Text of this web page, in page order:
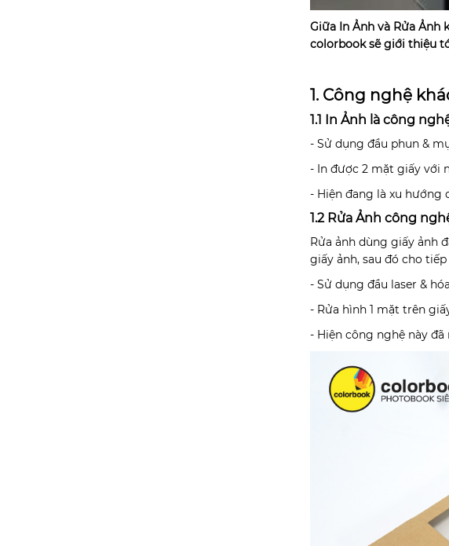
Giữa In Ảnh và Rửa Ảnh
colorbook sẽ giới thiệu
1. Công nghệ
1.1 In Ảnh là công
- Sử dụng đầu phun &
- In được 2 mặt giấy với
- Hiện đang là xu hướng
1.2 Rửa Ảnh công
Rửa ảnh dùng giấy ảnh
giấy ảnh, sau đó cho
- Sử dụng đầu laser &
- Rửa hình 1 mặt trên
- Hiện công nghệ này